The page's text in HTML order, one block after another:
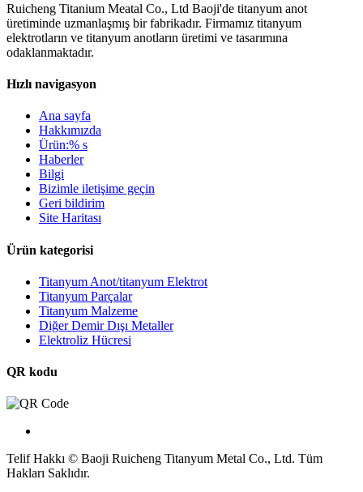
Ruicheng Titanium Meatal Co., Ltd Baoji'de titanyum anot
üretiminde uzmanlaşmış bir fabrikadır. Firmamız titanyum
elektrotların ve titanyum anotların üretimi ve tasarımına
odaklanmaktadır.
Hızlı navigasyon
Ana sayfa
Hakkımızda
Ürün:% s
Haberler
Bilgi
Bizimle iletişime geçin
Geri bildirim
Site Haritası
Ürün kategorisi
Titanyum Anot/titanyum Elektrot
Titanyum Parçalar
Titanyum Malzeme
Diğer Demir Dışı Metaller
Elektroliz Hücresi
QR kodu
Telif Hakkı © Baoji Ruicheng Titanyum Metal Co., Ltd. Tüm
Hakları Saklıdır.